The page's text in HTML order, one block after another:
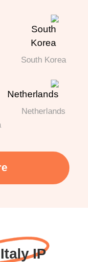
South Korea
Netherlands
IP